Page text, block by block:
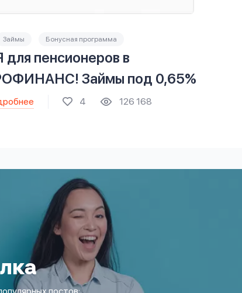
Займы Бонусная программа
пенсионеров в
Займы под 0,65%
4 126 168